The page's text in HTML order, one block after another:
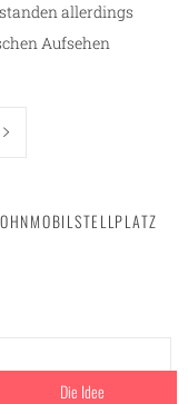
allerdings
Aufsehen
Die Idee